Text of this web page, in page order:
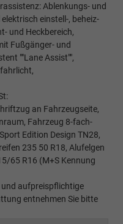
Ablenkungs- und
einstell-, beheiz-
und Heckbereich,
Fußgänger- und
""Lane Assist"",
an Fahrzeugseite,
Fahrzeug 8-fach-
Edition Design TN28,
235 50 R18, Alufelgen
65 R16 (M+S Kennung
und aufpreispflichtige
entnehmen Sie bitte